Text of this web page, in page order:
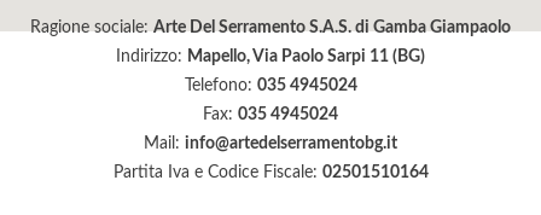
Ragione sociale:Arte Del Serramento S.A.S. di Gamba Giampaolo
Indirizzo: Mapello, Via Paolo Sarpi 11 (BG)
Telefono: 035 4945024
Fax: 035 4945024
Mail: info@artedelserramentobg.it
Partita Iva e Codice Fiscale: 02501510164